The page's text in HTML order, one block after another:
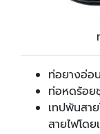
ท่อยางอ่อ
ท่อหดร้อย
เทปพันสา
สายไฟโดย